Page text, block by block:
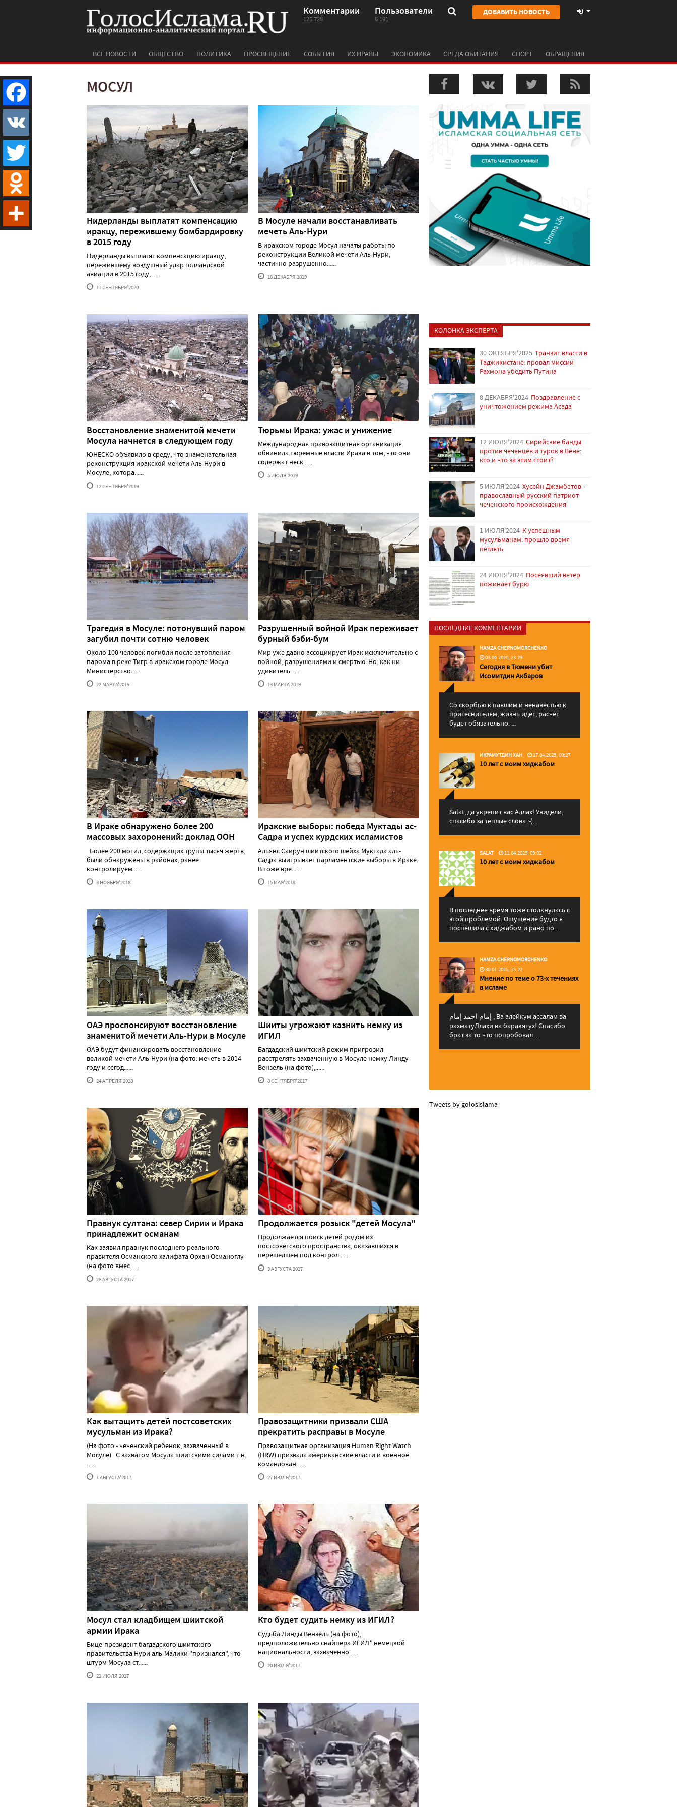
Комментарии
125 728
Пользователи
6 191
ДОБАВИТЬ НОВОСТЬ
ВСЕ НОВОСТИ ОБЩЕСТВО ПОЛИТИКА ПРОСВЕЩЕНИЕ СОБЫТИЯ ИХ НРАВЫ ЭКОНОМИКА СРЕДА ОБИТАНИЯ СПОРТ ОБРАЩЕНИЯ
МОСУЛ
Нидерланды выплатят компенсацию
иракцу, пережившему бомбардировку
в 2015 году
Нидерланды выплатят компенсацию иракцу,
пережившему воздушный удар голландской
авиации в 2015 году,......
11 СЕНТЯБРЯ'2020
В Мосуле начали восстанавливать
мечеть Аль-Нури
В иракском городе Мосул начаты работы по
реконструкции Великой мечети Аль-Нури,
частично разрушенно......
18 ДЕКАБРЯ'2019
Восстановление знаменитой мечети
Мосула начнется в следующем году
ЮНЕСКО объявило в среду, что знаменательная
реконструкция иракской мечети Аль-Нури в
Мосуле, котора......
12 СЕНТЯБРЯ'2019
Тюрьмы Ирака: ужас и унижение
Международная правозащитная организация
обвинила тюремные власти Ирака в том, что они
содержат неск......
5 ИЮЛЯ'2019
Трагедия в Мосуле: потонувший паром
загубил почти сотню человек
Около 100 человек погибли после затопления
парома в реке Тигр в иракском городе Мосул.
Министерство......
22 МАРТА'2019
Разрушенный войной Ирак переживает
бурный бэби-бум
Мир уже давно ассоциирует Ирак исключительно с
войной, разрушениями и смертью. Но, как ни
удивитель......
13 МАРТА'2019
В Ираке обнаружено более 200
массовых захоронений: доклад ООН
Более 200 могил, содержащих трупы тысяч жертв,
были обнаружены в районах, ранее
контролируем......
8 НОЯБРЯ'2018
Иракские выборы: победа Муктады ас-
Садра и успех курдских исламистов
Альянс Саирун шиитского шейха Муктада аль-
Садра выигрывает парламентские выборы в Ираке.
В тоже вре......
15 МАЯ'2018
ОАЭ проспонсируют восстановление
знаменитой мечети Аль-Нури в Мосуле
ОАЭ будут финансировать восстановление
великой мечети Аль-Нури (на фото: мечеть в 2014
году и сегод......
24 АПРЕЛЯ'2018
Шииты угрожают казнить немку из
ИГИЛ
Багдадский шиитский режим пригрозил
расстрелять захваченную в Мосуле немку Линду
Вензель (на фото),......
8 СЕНТЯБРЯ'2017
Правнук султана: север Сирии и Ирака
принадлежит османам
Как заявил правнук последнего реального
правителя Османского халифата Орхан Османоглу
(на фото вмес......
28 АВГУСТА'2017
Продолжается розыск "детей Мосула"
Продолжается поиск детей родом из
постсоветского пространства, оказавшихся в
перешедшем под контрол......
3 АВГУСТА'2017
Как вытащить детей постсоветских
мусульман из Ирака?
(На фото - чеченский ребенок, захваченный в
Мосуле) С захватом Мосула шиитскими силами т.н.
......
1 АВГУСТА'2017
Правозащитники призвали США
прекратить расправы в Мосуле
Правозащитная организация Human Right Watch
(HRW) призвала американские власти и военное
командован......
27 ИЮЛЯ'2017
Мосул стал кладбищем шиитской
армии Ирака
Вице-президент багдадского шиитского
правительства Нури аль-Малики "признался", что
штурм Мосула ст......
21 ИЮЛЯ'2017
Кто будет судить немку из ИГИЛ?
Судьба Линды Вензель (на фото),
предположительно снайпера ИГИЛ* немецкой
национальности, захваченно......
20 ИЮЛЯ'2017
КОЛОНКА ЭКСПЕРТА
30 ОКТЯБРЯ'2025 Транзит власти в
Таджикистане: провал миссии
Рахмона убедить Путина
8 ДЕКАБРЯ'2024 Поздравление с
уничтожением режима Асада
12 ИЮЛЯ'2024 Сирийские банды
против чеченцев и турок в Вене:
кто и что за этим стоит?
5 ИЮЛЯ'2024 Хусейн Джамбетов -
православный русский патриот
чеченского происхождения
1 ИЮЛЯ'2024 К успешным
мусульманам: прошло время
петлять
24 ИЮНЯ'2024 Посеявший ветер
пожинает бурю
ПОСЛЕДНИЕ КОММЕНТАРИИ
HAMZA CHERNOMORCHENKO
03.06.2026, 23:29
Сегодня в Тюмени убит
Исомитдин Акбаров
Со скорбью к павшим и ненавестью к
притеснителям, жизнь идет, расчет
будет обязательно. ...
ИКРАМУТДИН ХАН 17.04.2025, 00:27
10 лет с моим хиджабом
Salat, да укрепит вас Аллаx! Увидели,
спасибо за теплые слова :-)...
SALAT 11.04.2025, 09:02
10 лет с моим хиджабом
В последнее время тоже столкнулась с
этой проблемой. Ощущение будто я
поспешила с хиджабом и рано по...
HAMZA CHERNOMORCHENKO
30.01.2025, 15:22
Мнение по теме о 73-х течениях
в исламе
إمام احمد إمام , Ва алейкум ассалам ва
рахматуЛлахи ва баракятух! Спасибо
брат за то что попробовал ...
Tweets by golosislama
Facebook
VK
Twitter
Odnoklassniki